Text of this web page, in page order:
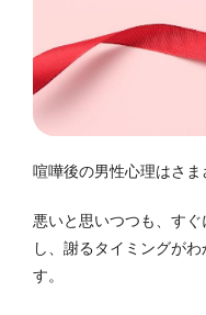
喧嘩後の男性心理はさま
悪いと思いつつも、す
し、謝るタイミングが
す。